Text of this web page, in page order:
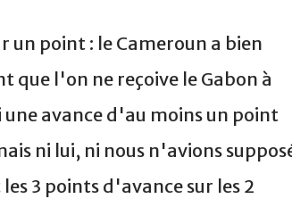
point : le Cameroun a bien
que l'on ne reçoive le Gabon à
avance d'au moins un point
ni lui, ni nous n'avions
3 points d'avance sur les 2